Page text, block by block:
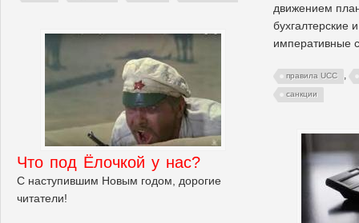
движением
бухгалтерские
императивные
правила UCC ,
санкции
Что под Ёлочкой у нас?
С наступившим Новым годом, дорогие
читатели!